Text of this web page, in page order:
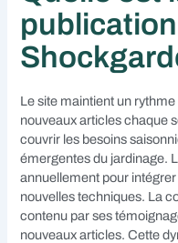
Le site maintient un
nouveaux articles chaque
couvrir les besoins
émergentes du jardinage.
annuellement pour
nouvelles techniques. La
contenu par ses
nouveaux articles. Cette